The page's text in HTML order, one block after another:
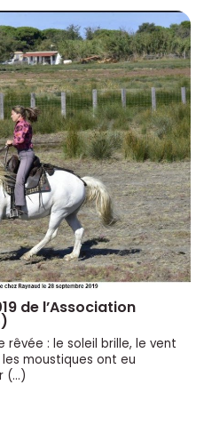
de l’Association
rêvée : le soleil brille, le vent
moustiques ont eu
(…)